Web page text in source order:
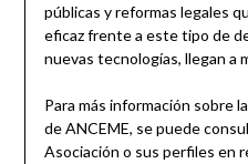
públicas y reformas legales
eficaz frente a este tipo de
nuevas tecnologías, llegan a
Para más información sobre
de ANCEME, se puede
Asociación o sus perfiles en